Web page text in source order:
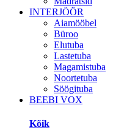
INTERJÖÖR
Aiamööbel
Büroo
Elutuba
Lastetuba
Magamistuba
Noortetuba
Söögituba
BEEBI VOX
Kõik